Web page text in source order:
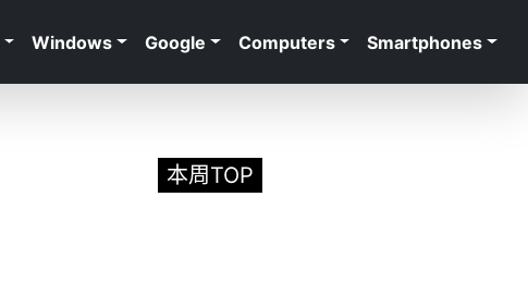
Windows Google Computers Smartphones
本周TOP